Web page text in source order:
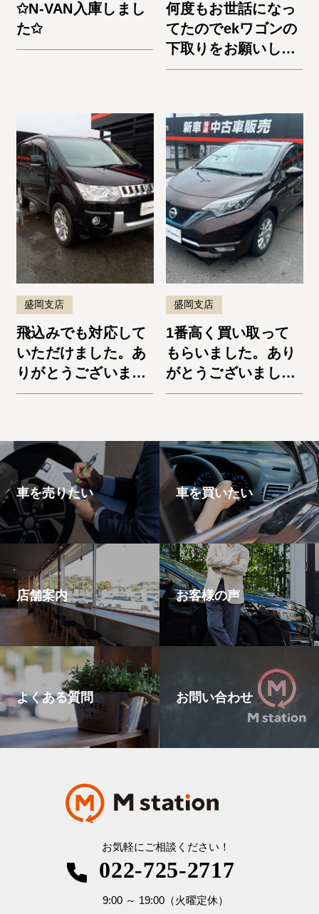
✩N-VAN入庫しまし
た✩
何度もお世話になっ
てたのでekワゴンの
下取りをお願いしま
した。納車までスム
す！
盛岡支店
飛込みでも対応して
いただけました。あ
りがとうございまし
た。デリカD:5
盛岡支店
1番高く買い取って
もらいました。あり
がとうございまし
た。ノートe-Power
車を売りたい 車を買いたい
店舗案内 お客様の声
よくある質問 お問い合わせ
お気軽にご相談ください！
022-725-2717
9:00～ 19:00（火曜定休）